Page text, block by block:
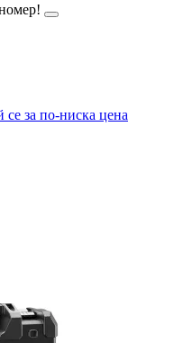
се за по-ниска цена